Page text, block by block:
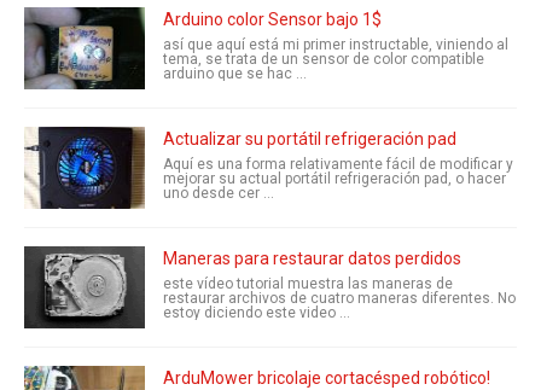
Arduino color Sensor bajo 1$
así que aquí está mi primer instructable, viniendo al
tema, se trata de un sensor de color compatible
arduino que se hac ...
Actualizar su portátil refrigeración pad
Aquí es una forma relativamente fácil de modificar y
mejorar su actual portátil refrigeración pad, o hacer
uno desde cer ...
Maneras para restaurar datos perdidos
este vídeo tutorial muestra las maneras de
restaurar archivos de cuatro maneras diferentes. No
estoy diciendo este video ...
ArduMower bricolaje cortacésped robótico!